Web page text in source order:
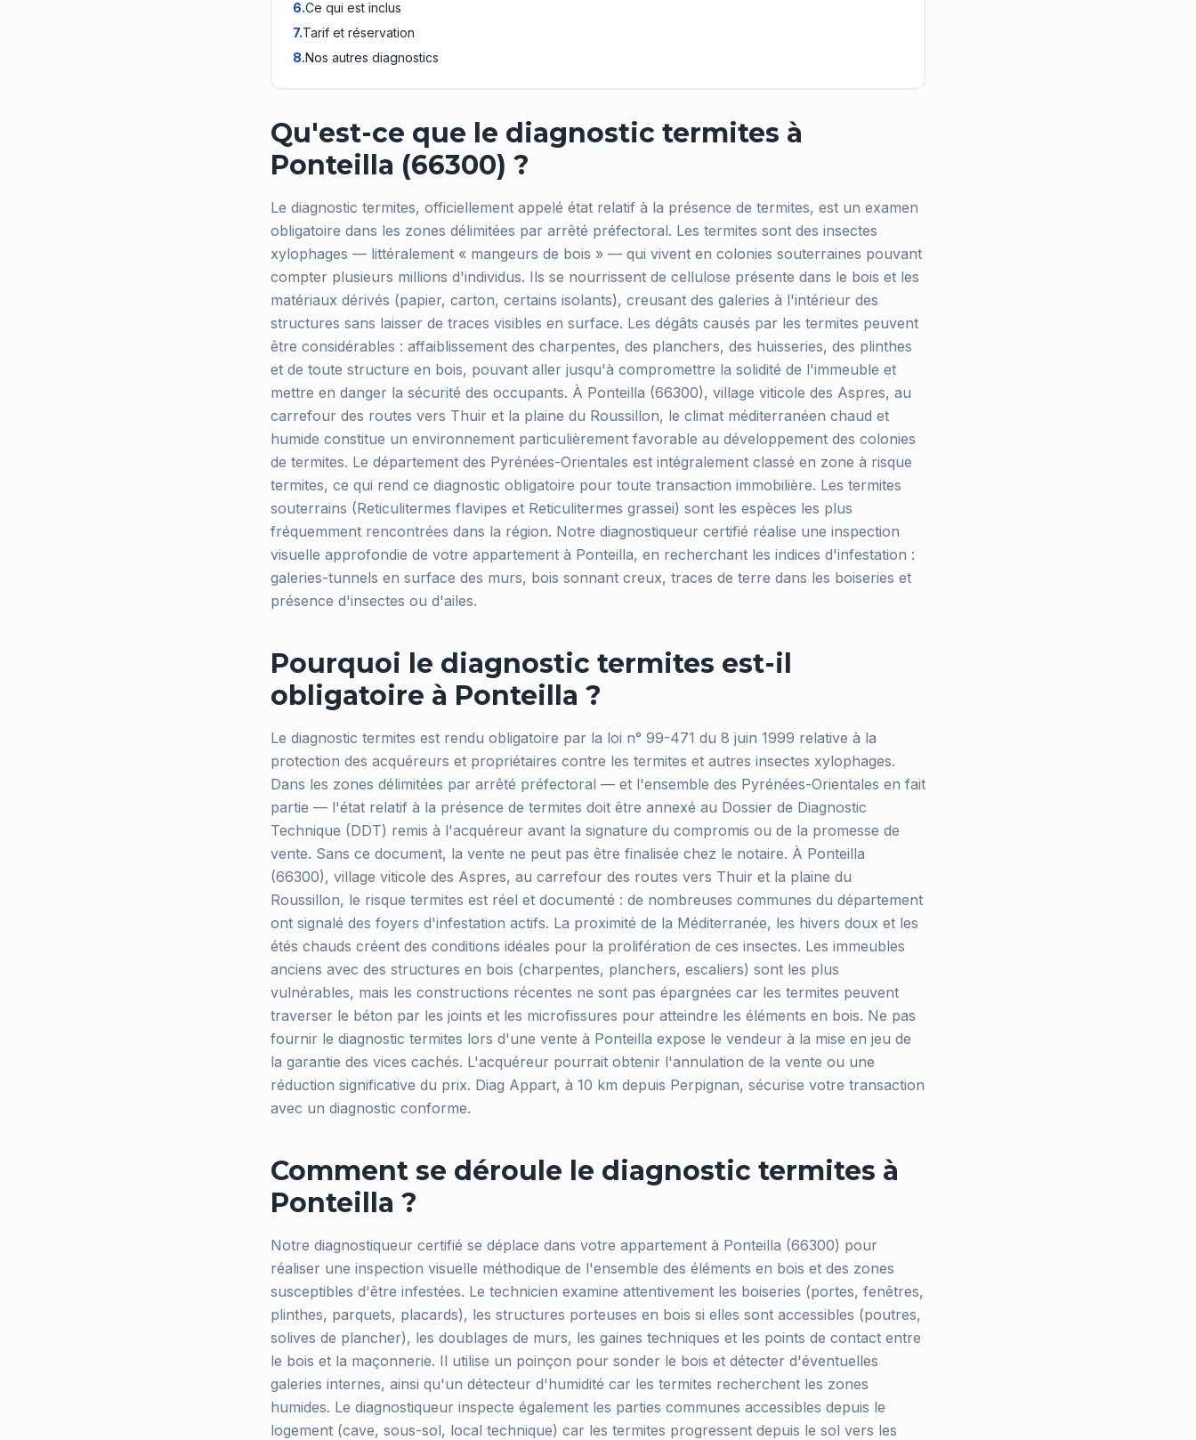
6.Ce qui est inclus
7.Tarif et réservation
8.Nos autres diagnostics
Qu'est-ce que le diagnostic termites à
Ponteilla (66300) ?
Le diagnostic termites, officiellement appelé état relatif à la présence de termites, est un examen
obligatoire dans les zones délimitées par arrêté préfectoral. Les termites sont des insectes
xylophages — littéralement « mangeurs de bois » — qui vivent en colonies souterraines pouvant
compter plusieurs millions d'individus. Ils se nourrissent de cellulose présente dans le bois et les
matériaux dérivés (papier, carton, certains isolants), creusant des galeries à l'intérieur des
structures sans laisser de traces visibles en surface. Les dégâts causés par les termites peuvent
être considérables : affaiblissement des charpentes, des planchers, des huisseries, des plinthes
et de toute structure en bois, pouvant aller jusqu'à compromettre la solidité de l'immeuble et
mettre en danger la sécurité des occupants. À Ponteilla (66300), village viticole des Aspres, au
carrefour des routes vers Thuir et la plaine du Roussillon, le climat méditerranéen chaud et
humide constitue un environnement particulièrement favorable au développement des colonies
de termites. Le département des Pyrénées-Orientales est intégralement classé en zone à risque
termites, ce qui rend ce diagnostic obligatoire pour toute transaction immobilière. Les termites
souterrains (Reticulitermes flavipes et Reticulitermes grassei) sont les espèces les plus
fréquemment rencontrées dans la région. Notre diagnostiqueur certifié réalise une inspection
visuelle approfondie de votre appartement à Ponteilla, en recherchant les indices d'infestation :
galeries-tunnels en surface des murs, bois sonnant creux, traces de terre dans les boiseries et
présence d'insectes ou d'ailes.
Pourquoi le diagnostic termites est-il
obligatoire à Ponteilla ?
Le diagnostic termites est rendu obligatoire par la loi n° 99-471 du 8 juin 1999 relative à la
protection des acquéreurs et propriétaires contre les termites et autres insectes xylophages.
Dans les zones délimitées par arrêté préfectoral — et l'ensemble des Pyrénées-Orientales en fait
partie — l'état relatif à la présence de termites doit être annexé au Dossier de Diagnostic
Technique (DDT) remis à l'acquéreur avant la signature du compromis ou de la promesse de
vente. Sans ce document, la vente ne peut pas être finalisée chez le notaire. À Ponteilla
(66300), village viticole des Aspres, au carrefour des routes vers Thuir et la plaine du
Roussillon, le risque termites est réel et documenté : de nombreuses communes du département
ont signalé des foyers d'infestation actifs. La proximité de la Méditerranée, les hivers doux et les
étés chauds créent des conditions idéales pour la prolifération de ces insectes. Les immeubles
anciens avec des structures en bois (charpentes, planchers, escaliers) sont les plus
vulnérables, mais les constructions récentes ne sont pas épargnées car les termites peuvent
traverser le béton par les joints et les microfissures pour atteindre les éléments en bois. Ne pas
fournir le diagnostic termites lors d'une vente à Ponteilla expose le vendeur à la mise en jeu de
la garantie des vices cachés. L'acquéreur pourrait obtenir l'annulation de la vente ou une
réduction significative du prix. Diag Appart, à 10 km depuis Perpignan, sécurise votre transaction
avec un diagnostic conforme.
Comment se déroule le diagnostic termites à
Ponteilla ?
Notre diagnostiqueur certifié se déplace dans votre appartement à Ponteilla (66300) pour
réaliser une inspection visuelle méthodique de l'ensemble des éléments en bois et des zones
susceptibles d'être infestées. Le technicien examine attentivement les boiseries (portes, fenêtres,
plinthes, parquets, placards), les structures porteuses en bois si elles sont accessibles (poutres,
solives de plancher), les doublages de murs, les gaines techniques et les points de contact entre
le bois et la maçonnerie. Il utilise un poinçon pour sonder le bois et détecter d'éventuelles
galeries internes, ainsi qu'un détecteur d'humidité car les termites recherchent les zones
humides. Le diagnostiqueur inspecte également les parties communes accessibles depuis le
logement (cave, sous-sol, local technique) car les termites progressent depuis le sol vers les